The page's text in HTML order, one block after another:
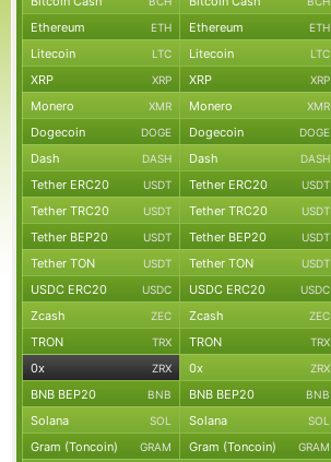
Ethereum ETH Ethereum ETH
Litecoin LTC Litecoin LTC
XRP XRP XRP XRP
Monero XMR Monero XMR
Dogecoin DOGE Dogecoin DOGE
Dash DASH Dash DASH
Tether ERC20 USDT Tether ERC20 USDT
Tether TRC20 USDT Tether TRC20 USDT
Tether BEP20 USDT Tether BEP20 USDT
Tether TON USDT Tether TON USDT
USDC ERC20 USDC USDC ERC20 USDC
Zcash ZEC Zcash ZEC
TRON TRX TRON TRX
0x ZRX 0x ZRX
BNB BEP20 BNB BNB BEP20 BNB
Solana SOL Solana SOL
Gram (Toncoin) GRAM Gram (Toncoin) GRAM